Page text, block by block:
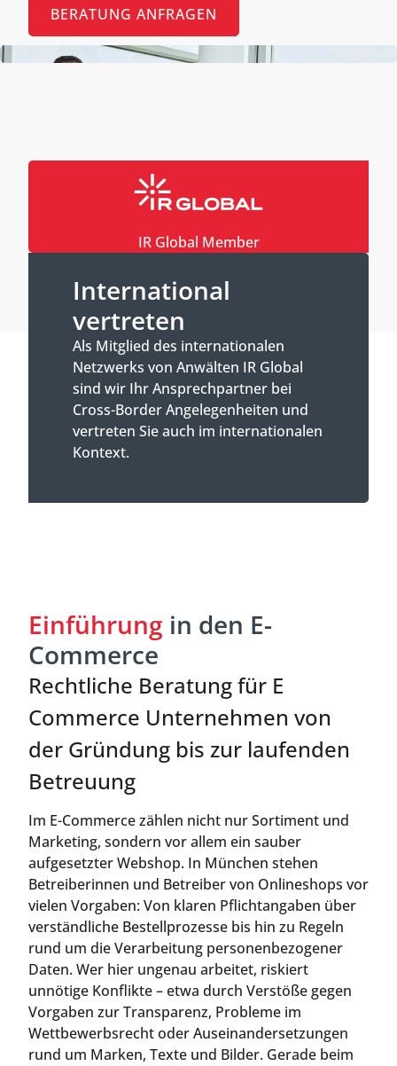
BERATUNG ANFRAGEN
IR Global Member
International
vertreten
Als Mitglied des internationalen
Netzwerks von Anwälten IR Global
sind wir Ihr Ansprechpartner bei
Cross-Border Angelegenheiten und
vertreten Sie auch im internationalen
Kontext.
Einführung in den E-
Commerce
Rechtliche Beratung für E
Commerce Unternehmen von
der Gründung bis zur laufenden
Betreuung
Im E-Commerce zählen nicht nur Sortiment und
Marketing, sondern vor allem ein sauber
aufgesetzter Webshop. In München stehen
Betreiberinnen und Betreiber von Onlineshops vor
vielen Vorgaben: Von klaren Pflichtangaben über
verständliche Bestellprozesse bis hin zu Regeln
rund um die Verarbeitung personenbezogener
Daten. Wer hier ungenau arbeitet, riskiert
unnötige Konflikte – etwa durch Verstöße gegen
Vorgaben zur Transparenz, Probleme im
Wettbewerbsrecht oder Auseinandersetzungen
rund um Marken, Texte und Bilder. Gerade beim